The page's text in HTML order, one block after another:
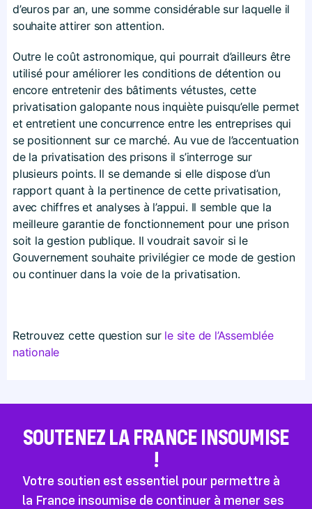
d’euros par an, une somme considérable sur laquelle il
souhaite attirer son attention.
Outre le coût astronomique, qui pourrait d’ailleurs être
utilisé pour améliorer les conditions de détention ou
encore entretenir des bâtiments vétustes, cette
privatisation galopante nous inquiète puisqu’elle permet
et entretient une concurrence entre les entreprises qui
se positionnent sur ce marché. Au vue de l’accentuation
de la privatisation des prisons il s’interroge sur
plusieurs points. Il se demande si elle dispose d’un
rapport quant à la pertinence de cette privatisation,
avec chiffres et analyses à l’appui. Il semble que la
meilleure garantie de fonctionnement pour une prison
soit la gestion publique. Il voudrait savoir si le
Gouvernement souhaite privilégier ce mode de gestion
ou continuer dans la voie de la privatisation.
Retrouvez cette question sur le site de l’Assemblée
nationale
SOUTENEZ LA FRANCE INSOUMISE
!
Votre soutien est essentiel pour permettre à
la France insoumise de continuer à mener ses